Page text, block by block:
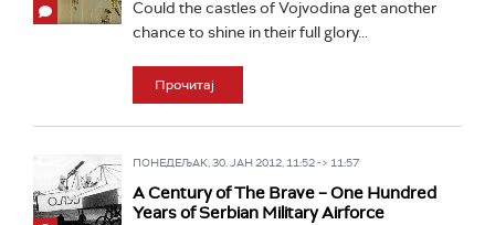
Could the castles of Vojvodina get another
chance to shine in their full glory...
Прочитај
ПОНЕДЕЉАК, 30. ЈАН 2012, 11:52 -> 11:57
A Century of The Brave – One Hundred
Years of Serbian Military Airforce